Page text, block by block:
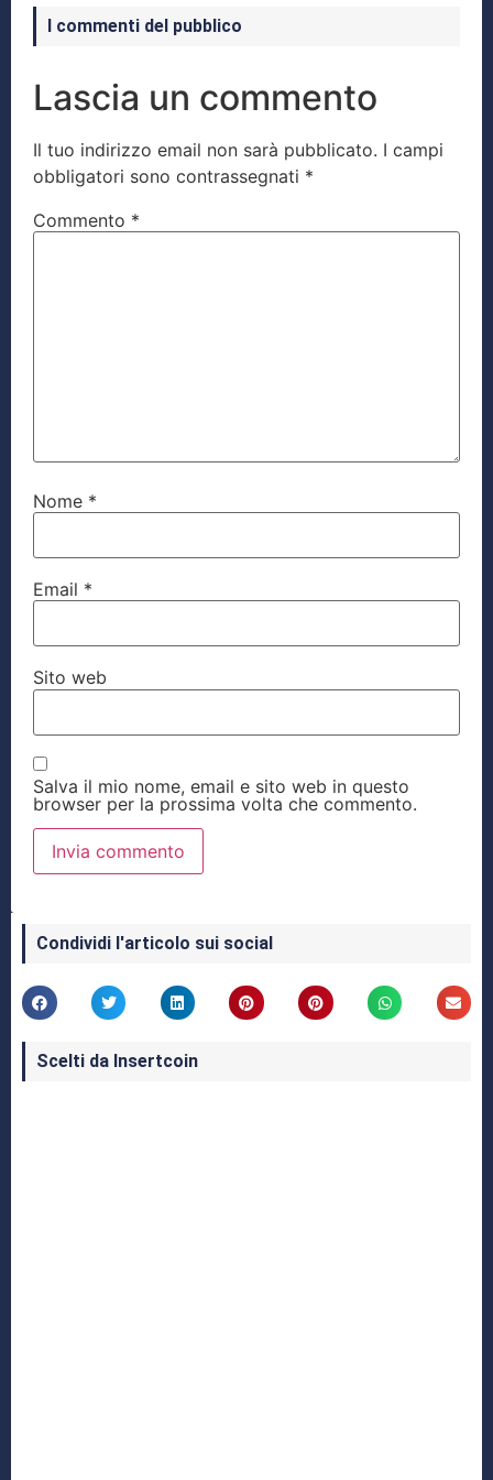
I commenti del pubblico
Lascia un commento
Il tuo indirizzo email non sarà pubblicato. I campi
obbligatori sono contrassegnati *
Commento *
Nome *
Email *
Sito web
Salva il mio nome, email e sito web in questo
browser per la prossima volta che commento.
Condividi l'articolo sui social
Scelti da Insertcoin